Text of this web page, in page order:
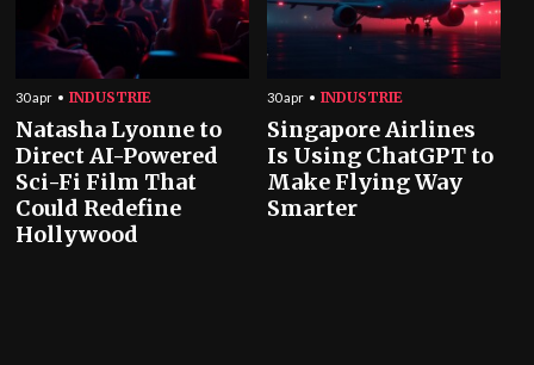
30 apr INDUSTRIE
Natasha Lyonne to
Direct AI-Powered
Sci-Fi Film That
Could Redefine
Hollywood
30 apr INDUSTRIE
Singapore Airlines
Is Using ChatGPT to
Make Flying Way
Smarter